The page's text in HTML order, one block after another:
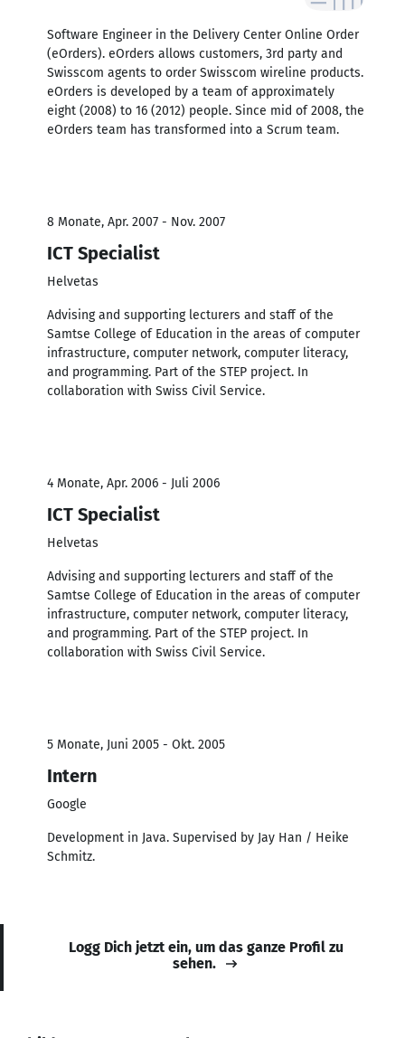
Software Engineer in the Delivery Center Online Order
(eOrders). eOrders allows customers, 3rd party and
Swisscom agents to order Swisscom wireline products.
eOrders is developed by a team of approximately
eight (2008) to 16 (2012) people. Since mid of 2008, the
eOrders team has transformed into a Scrum team.
8 Monate, Apr. 2007 - Nov. 2007
ICT Specialist
Helvetas
Advising and supporting lecturers and staff of the
Samtse College of Education in the areas of computer
infrastructure, computer network, computer literacy,
and programming. Part of the STEP project. In
collaboration with Swiss Civil Service.
4 Monate, Apr. 2006 - Juli 2006
ICT Specialist
Helvetas
Advising and supporting lecturers and staff of the
Samtse College of Education in the areas of computer
infrastructure, computer network, computer literacy,
and programming. Part of the STEP project. In
collaboration with Swiss Civil Service.
5 Monate, Juni 2005 - Okt. 2005
Intern
Google
Development in Java. Supervised by Jay Han / Heike
Schmitz.
Logg Dich jetzt ein, um das ganze Profil zu
sehen.